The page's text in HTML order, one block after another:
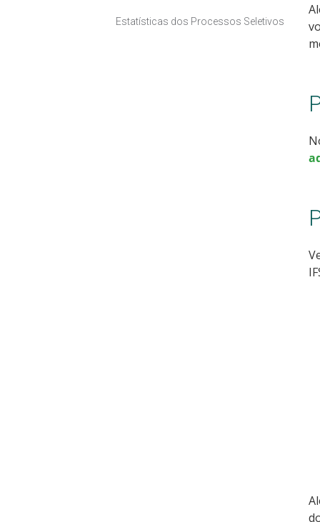
Estatísticas dos Processos Seletivos